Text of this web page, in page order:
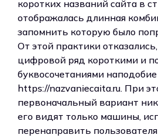
коротких названий сайта в
отображалась длинная
запомнить которую было
От этой практики
цифровой ряд короткими и
буквосочетаниями наподобие
https://nazvaniecaita.ru. При
первоначальный вариант
его видят только машины,
перенаправить